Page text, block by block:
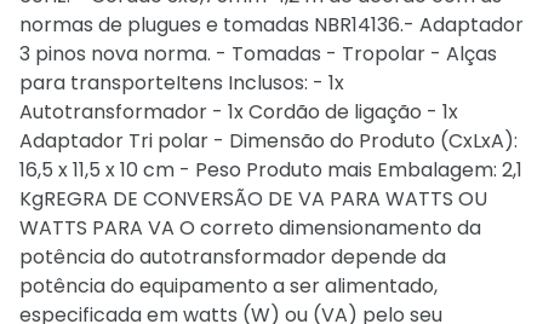
normas de plugues e tomadas NBR14136.- Adaptador
3 pinos nova norma. - Tomadas - Tropolar - Alças
para transporteItens Inclusos: - 1x
Autotransformador - 1x Cordão de ligação - 1x
Adaptador Tri polar - Dimensão do Produto (CxLxA):
16,5 x 11,5 x 10 cm - Peso Produto mais Embalagem: 2,1
KgREGRA DE CONVERSÃO DE VA PARA WATTS OU
WATTS PARA VA O correto dimensionamento da
potência do autotransformador depende da
potência do equipamento a ser alimentado,
especificada em watts (W) ou (VA) pelo seu